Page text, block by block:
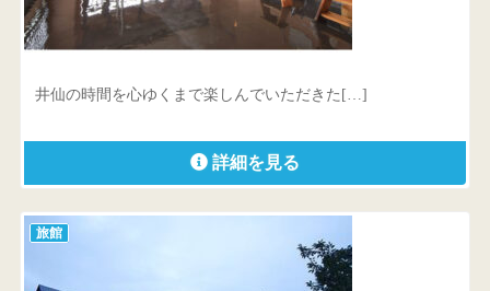
越後湯澤 HATAGO井仙
新潟県 南魚沼郡湯沢町大字湯沢2455
井仙の時間を心ゆくまで楽しんでいただきた[…]
詳細を見る
旅館